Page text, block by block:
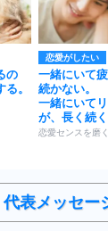
の
。
恋愛がしたい
一緒にいて
続かない。
一緒にいて
が、長く続く
恋愛センスを磨
代表メッセー